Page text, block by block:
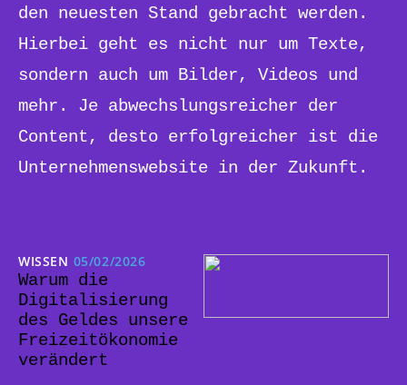
den neuesten Stand gebracht werden.
Hierbei geht es nicht nur um Texte,
sondern auch um Bilder, Videos und
mehr. Je abwechslungsreicher der
Content, desto erfolgreicher ist die
Unternehmenswebsite in der Zukunft.
WISSEN 05/02/2026
Warum die
Digitalisierung
des Geldes unsere
Freizeitökonomie
verändert